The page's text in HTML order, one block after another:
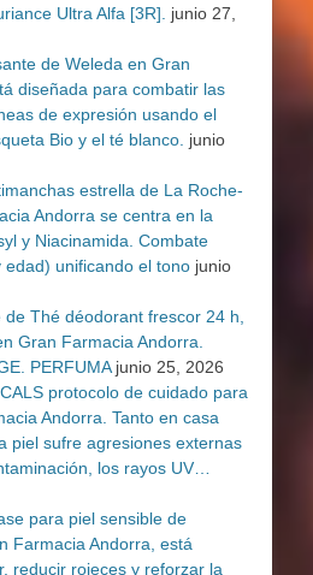
Ultra Alfa [3R].
junio 27,
de Weleda en Gran
diseñada para combatir las
de expresión usando el
Bio y el té blanco. junio
estrella de La Roche-
Andorra se centra en la
y Niacinamida. Combate
edad) unificando el tono junio
Thé déodorant frescor 24 h,
Gran Farmacia Andorra.
PERFUMA junio 25, 2026
protocolo de cuidado para
Andorra. Tanto en casa
piel sufre agresiones externas
los rayos UV…
para piel sensible de
Farmacia Andorra, está
reducir rojeces y reforzar la